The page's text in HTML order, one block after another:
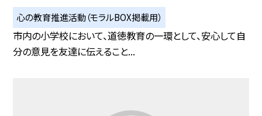
心の教育推進活動（モラルBOX掲載用）
市内の小学校において、道徳教育の一環として、安心して自
分の意見を友達に伝えること...